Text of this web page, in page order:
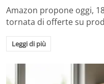
Amazon propone oggi,
tornata di offerte su
Leggi di più